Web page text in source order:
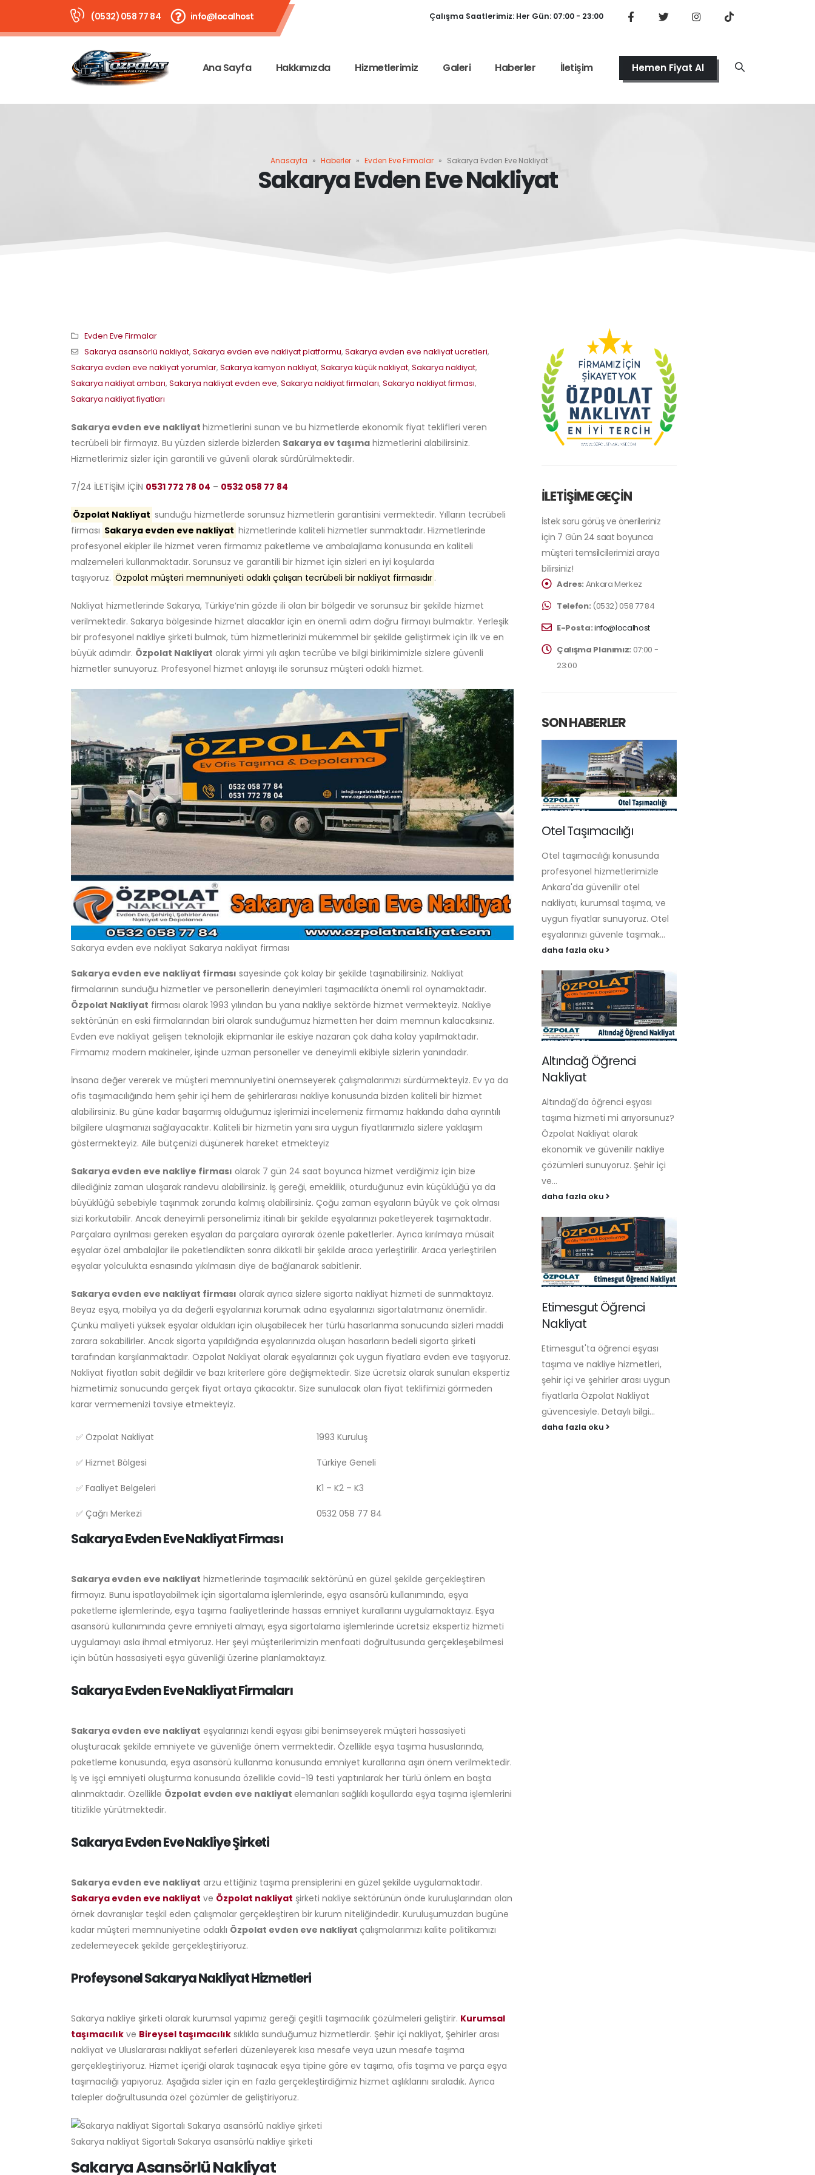
(0532) 058 77 84 info@localhost Çalışma Saatlerimiz: Her Gün: 07:00 - 23:00
Ana Sayfa Hakkımızda Hizmetlerimiz Galeri Haberler İletişim Hemen Fiyat Al
Anasayfa » Haberler » Evden Eve Firmalar » Sakarya Evden Eve Nakliyat
Sakarya Evden Eve Nakliyat
Evden Eve Firmalar
Sakarya asansörlü nakliyat, Sakarya evden eve nakliyat platformu, Sakarya evden eve nakliyat ucretleri,
Sakarya evden eve nakliyat yorumlar, Sakarya kamyon nakliyat, Sakarya küçük nakliyat, Sakarya nakliyat,
Sakarya nakliyat ambarı, Sakarya nakliyat evden eve, Sakarya nakliyat firmaları, Sakarya nakliyat firması,
Sakarya nakliyat fiyatları
Sakarya evden eve nakliyat hizmetlerini sunan ve bu hizmetlerde ekonomik fiyat teklifleri veren
tecrübeli bir firmayız. Bu yüzden sizlerde bizlerden Sakarya ev taşıma hizmetlerini alabilirsiniz.
Hizmetlerimiz sizler için garantili ve güvenli olarak sürdürülmektedir.
7/24 İLETİŞİM İÇİN 0531 772 78 04 – 0532 058 77 84
Özpolat Nakliyat sunduğu hizmetlerde sorunsuz hizmetlerin garantisini vermektedir. Yılların tecrübeli
firması Sakarya evden eve nakliyat hizmetlerinde kaliteli hizmetler sunmaktadır. Hizmetlerinde
profesyonel ekipler ile hizmet veren firmamız paketleme ve ambalajlama konusunda en kaliteli
malzemeleri kullanmaktadır. Sorunsuz ve garantili bir hizmet için sizleri en iyi koşularda
taşıyoruz. Özpolat müşteri memnuniyeti odaklı çalışan tecrübeli bir nakliyat firmasıdır .
Nakliyat hizmetlerinde Sakarya, Türkiye’nin gözde ili olan bir bölgedir ve sorunsuz bir şekilde hizmet
verilmektedir. Sakarya bölgesinde hizmet alacaklar için en önemli adım doğru firmayı bulmaktır. Yerleşik
bir profesyonel nakliye şirketi bulmak, tüm hizmetlerinizi mükemmel bir şekilde geliştirmek için ilk ve en
büyük adımdır. Özpolat Nakliyat olarak yirmi yılı aşkın tecrübe ve bilgi birikimimizle sizlere güvenli
hizmetler sunuyoruz. Profesyonel hizmet anlayışı ile sorunsuz müşteri odaklı hizmet.
Sakarya evden eve nakliyat Sakarya nakliyat firması
Sakarya evden eve nakliyat firması sayesinde çok kolay bir şekilde taşınabilirsiniz. Nakliyat
firmalarının sunduğu hizmetler ve personellerin deneyimleri taşımacılıkta önemli rol oynamaktadır.
Özpolat Nakliyat firması olarak 1993 yılından bu yana nakliye sektörde hizmet vermekteyiz. Nakliye
sektörünün en eski firmalarından biri olarak sunduğumuz hizmetten her daim memnun kalacaksınız.
Evden eve nakliyat gelişen teknolojik ekipmanlar ile eskiye nazaran çok daha kolay yapılmaktadır.
Firmamız modern makineler, işinde uzman personeller ve deneyimli ekibiyle sizlerin yanındadır.
İnsana değer vererek ve müşteri memnuniyetini önemseyerek çalışmalarımızı sürdürmekteyiz. Ev ya da
ofis taşımacılığında hem şehir içi hem de şehirlerarası nakliye konusunda bizden kaliteli bir hizmet
alabilirsiniz. Bu güne kadar başarmış olduğumuz işlerimizi incelemeniz firmamız hakkında daha ayrıntılı
bilgilere ulaşmanızı sağlayacaktır. Kaliteli bir hizmetin yanı sıra uygun fiyatlarımızla sizlere yaklaşım
göstermekteyiz. Aile bütçenizi düşünerek hareket etmekteyiz
Sakarya evden eve nakliye firması olarak 7 gün 24 saat boyunca hizmet verdiğimiz için bize
dilediğiniz zaman ulaşarak randevu alabilirsiniz. İş gereği, emeklilik, oturduğunuz evin küçüklüğü ya da
büyüklüğü sebebiyle taşınmak zorunda kalmış olabilirsiniz. Çoğu zaman eşyaların büyük ve çok olması
sizi korkutabilir. Ancak deneyimli personelimiz itinalı bir şekilde eşyalarınızı paketleyerek taşımaktadır.
Parçalara ayrılması gereken eşyaları da parçalara ayırarak özenle paketlerler. Ayrıca kırılmaya müsait
eşyalar özel ambalajlar ile paketlendikten sonra dikkatli bir şekilde araca yerleştirilir. Araca yerleştirilen
eşyalar yolculukta esnasında yıkılmasın diye de bağlanarak sabitlenir.
Sakarya evden eve nakliyat firması olarak ayrıca sizlere sigorta nakliyat hizmeti de sunmaktayız.
Beyaz eşya, mobilya ya da değerli eşyalarınızı korumak adına eşyalarınızı sigortalatmanız önemlidir.
Çünkü maliyeti yüksek eşyalar oldukları için oluşabilecek her türlü hasarlanma sonucunda sizleri maddi
zarara sokabilirler. Ancak sigorta yapıldığında eşyalarınızda oluşan hasarların bedeli sigorta şirketi
tarafından karşılanmaktadır. Özpolat Nakliyat olarak eşyalarınızı çok uygun fiyatlara evden eve taşıyoruz.
Nakliyat fiyatları sabit değildir ve bazı kriterlere göre değişmektedir. Size ücretsiz olarak sunulan ekspertiz
hizmetimiz sonucunda gerçek fiyat ortaya çıkacaktır. Size sunulacak olan fiyat teklifimizi görmeden
karar vermemenizi tavsiye etmekteyiz.
✅ Özpolat Nakliyat 1993 Kuruluş
✅ Hizmet Bölgesi Türkiye Geneli
✅ Faaliyet Belgeleri K1 – K2 – K3
✅ Çağrı Merkezi 0532 058 77 84
Sakarya Evden Eve Nakliyat Firması
Sakarya evden eve nakliyat hizmetlerinde taşımacılık sektörünü en güzel şekilde gerçekleştiren
firmayız. Bunu ispatlayabilmek için sigortalama işlemlerinde, eşya asansörü kullanımında, eşya
paketleme işlemlerinde, eşya taşıma faaliyetlerinde hassas emniyet kurallarını uygulamaktayız. Eşya
asansörü kullanımında çevre emniyeti almayı, eşya sigortalama işlemlerinde ücretsiz ekspertiz hizmeti
uygulamayı asla ihmal etmiyoruz. Her şeyi müşterilerimizin menfaati doğrultusunda gerçekleşebilmesi
için bütün hassasiyeti eşya güvenliği üzerine planlamaktayız.
Sakarya Evden Eve Nakliyat Firmaları
Sakarya evden eve nakliyat eşyalarınızı kendi eşyası gibi benimseyerek müşteri hassasiyeti
oluşturacak şekilde emniyete ve güvenliğe önem vermektedir. Özellikle eşya taşıma hususlarında,
paketleme konusunda, eşya asansörü kullanma konusunda emniyet kurallarına aşırı önem verilmektedir.
İş ve işçi emniyeti oluşturma konusunda özellikle covid-19 testi yaptırılarak her türlü önlem en başta
alınmaktadır. Özellikle Özpolat evden eve nakliyat elemanları sağlıklı koşullarda eşya taşıma işlemlerini
titizlikle yürütmektedir.
Sakarya Evden Eve Nakliye Şirketi
Sakarya evden eve nakliyat arzu ettiğiniz taşıma prensiplerini en güzel şekilde uygulamaktadır.
Sakarya evden eve nakliyat ve Özpolat nakliyat şirketi nakliye sektörünün önde kuruluşlarından olan
örnek davranışlar teşkil eden çalışmalar gerçekleştiren bir kurum niteliğindedir. Kuruluşumuzdan bugüne
kadar müşteri memnuniyetine odaklı Özpolat evden eve nakliyat çalışmalarımızı kalite politikamızı
zedelemeyecek şekilde gerçekleştiriyoruz.
Profeysonel Sakarya Nakliyat Hizmetleri
Sakarya nakliye şirketi olarak kurumsal yapımız gereği çeşitli taşımacılık çözülmeleri geliştirir. Kurumsal
taşımacılık ve Bireysel taşımacılık sıklıkla sunduğumuz hizmetlerdir. Şehir içi nakliyat, Şehirler arası
nakliyat ve Uluslararası nakliyat seferleri düzenleyerek kısa mesafe veya uzun mesafe taşıma
gerçekleştiriyoruz. Hizmet içeriği olarak taşınacak eşya tipine göre ev taşıma, ofis taşıma ve parça eşya
taşımacılığı yapıyoruz. Aşağıda sizler için en fazla gerçekleştirdiğimiz hizmet aşlıklarını sıraladık. Ayrıca
talepler doğrultusunda özel çözümler de geliştiriyoruz.
Sakarya nakliyat Sigortalı Sakarya asansörlü nakliye şirketi
Sakarya Asansörlü Nakliyat
İLETİŞİME GEÇİN
İstek soru görüş ve önerileriniz
için 7 Gün 24 saat boyunca
müşteri temsilcilerimizi araya
bilirsiniz!
Adres: Ankara Merkez
Telefon: (0532) 058 77 84
E-Posta:info@localhost
Çalışma Planımız: 07:00 -
23:00
SON HABERLER
Otel Taşımacılığı
Otel taşımacılığı konusunda
profesyonel hizmetlerimizle
Ankara'da güvenilir otel
nakliyatı, kurumsal taşıma, ve
uygun fiyatlar sunuyoruz. Otel
eşyalarınızı güvenle taşımak...
daha fazla oku
Altındağ Öğrenci
Nakliyat
Altındağ'da öğrenci eşyası
taşıma hizmeti mi arıyorsunuz?
Özpolat Nakliyat olarak
ekonomik ve güvenilir nakliye
çözümleri sunuyoruz. Şehir içi
ve...
daha fazla oku
Etimesgut Öğrenci
Nakliyat
Etimesgut'ta öğrenci eşyası
taşıma ve nakliye hizmetleri,
şehir içi ve şehirler arası uygun
fiyatlarla Özpolat Nakliyat
güvencesiyle. Detaylı bilgi...
daha fazla oku